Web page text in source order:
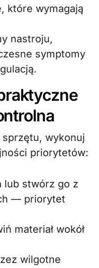
które wymagają
nastroju,
symptomy
wykonuj
priorytetów:
lub stwórz go z
— priorytet
materiał wokół
wilgotne